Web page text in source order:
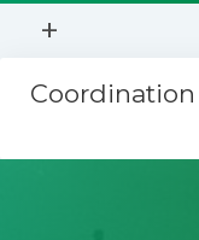
Menü
+
Mitmachen
Coordination